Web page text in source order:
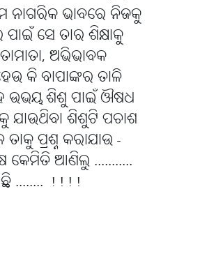
ନାଗରିକ ଭାବରେ ନିଜକୁ
ସେ ତାର ଶିକ୍ଷାକୁ
ଅଭିଭାବକ
କି ବାପାଙ୍କର ତାଳି
ଉଭୟ ଶିଶୁ ପାଇଁ ଔଷଧ
ଯାଉଥିବା ଶିଶୁଟି ପଚାଶ
ପ୍ରଶ୍ନ କରାଯାଉ -
କେମିତି ଆଣିଲୁ ...........
........ !!!!